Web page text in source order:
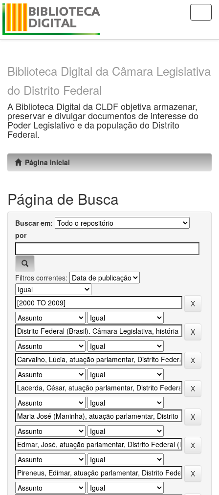
Skip
Biblioteca Digital da Câmara Legislativa
do Distrito Federal
A Biblioteca Digital da CLDF objetiva armazenar,
preservar e divulgar documentos de interesse do
Poder Legislativo e da população do Distrito
Federal.
Página inicial
Página de Busca
Buscar em:
por
Filtros correntes: